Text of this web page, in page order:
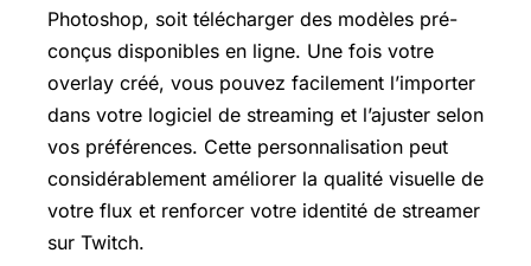
Photoshop, soit télécharger des modèles pré-
conçus disponibles en ligne. Une fois votre
overlay créé, vous pouvez facilement l’importer
dans votre logiciel de streaming et l’ajuster selon
vos préférences. Cette personnalisation peut
considérablement améliorer la qualité visuelle de
votre flux et renforcer votre identité de streamer
sur Twitch.